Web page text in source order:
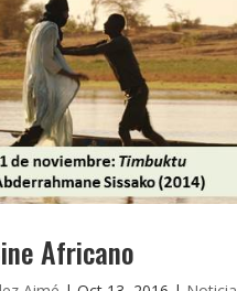
Africano